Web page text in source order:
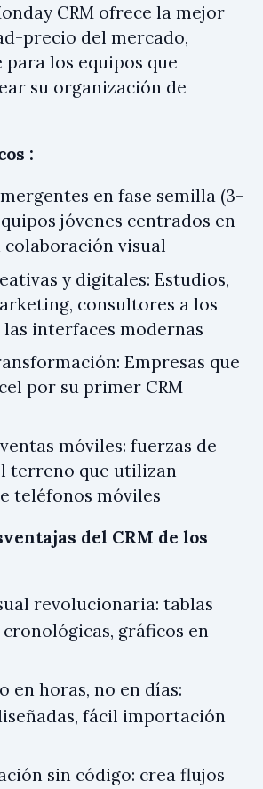
CRM ofrece la mejor
precio del mercado,
los equipos que
su organización de
:
en fase semilla (3-
jóvenes centrados en
visual
y digitales: Estudios,
consultores a los
las interfaces modernas
Empresas que
por su primer CRM
móviles: fuerzas de
terreno que utilizan
teléfonos móviles
del CRM de los
revolucionaria: tablas
cronológicas, gráficos en
en horas, no en días:
fácil importación
sin código: crea flujos